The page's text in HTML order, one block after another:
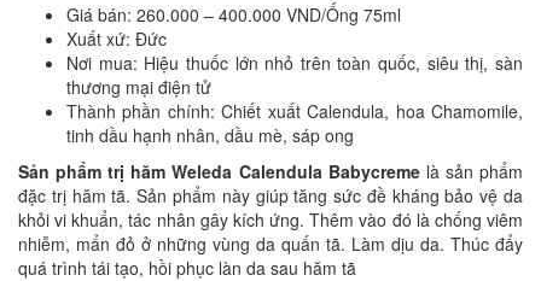
Giá bán: 260.000 – 400.000 VND/Ống 75ml
Xuất xứ: Đức
Nơi mua: Hiệu thuốc lớn nhỏ trên toàn quốc, siêu thị, sàn
thương mại điện tử
Thành phần chính: Chiết xuất Calendula, hoa Chamomile,
tinh dầu hạnh nhân, dầu mè, sáp ong
Sản phẩm trị hăm Weleda Calendula Babycremelà sản phẩm
đặc trị hăm tã. Sản phẩm này giúp tăng sức đề kháng bảo vệ da
khỏi vi khuẩn, tác nhân gây kích ứng. Thêm vào đó là chống viêm
nhiễm, mẩn đỏ ở những vùng da quấn tã. Làm dịu da. Thúc đẩy
quá trình tái tạo, hồi phục làn da sau hăm tã